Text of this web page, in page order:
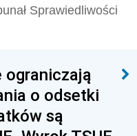
Sprawiedliwości
ograniczają
o odsetki
są